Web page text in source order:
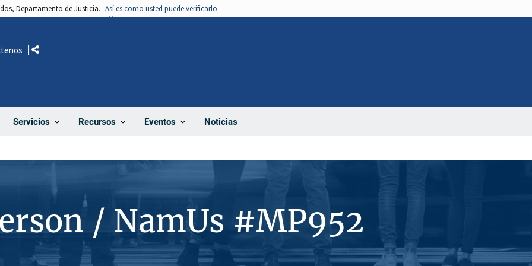
Departamento de Justicia. Así es como usted puede verificarlo
Servicios Recursos Eventos Noticias
Comparte
/ NamUs #MP952